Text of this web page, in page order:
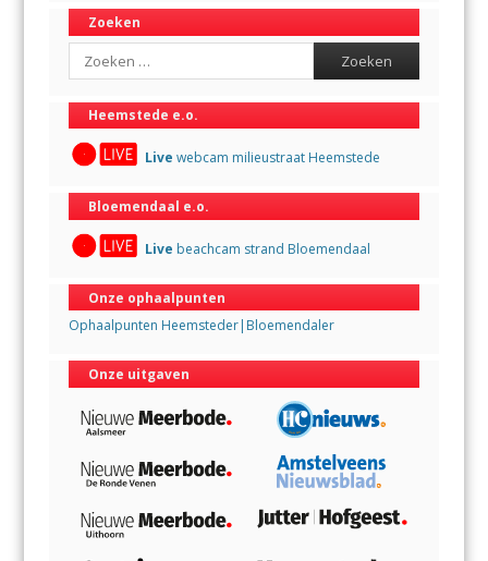
Zoeken
Search
Heemstede e.o.
Live webcam milieustraat Heemstede
Bloemendaal e.o.
Live beachcam strand Bloemendaal
Onze ophaalpunten
Ophaalpunten Heemsteder|Bloemendaler
Onze uitgaven